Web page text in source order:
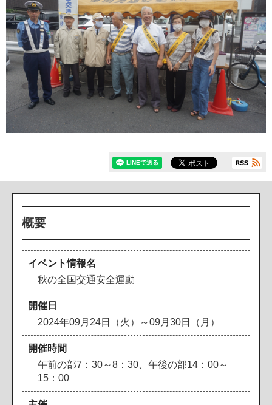
概要
イベント情報名
秋の全国交通安全運動
開催日
2024年09月24日（火）～09月30日（月）
開催時間
午前の部7：30～8：30、午後の部14：00～
15：00